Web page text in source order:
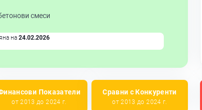
смеси
на 24.02.2026
Показатели
от 2013 до 2024 г.
Сравни с Конкуренти
от 2013 до 2024 г.